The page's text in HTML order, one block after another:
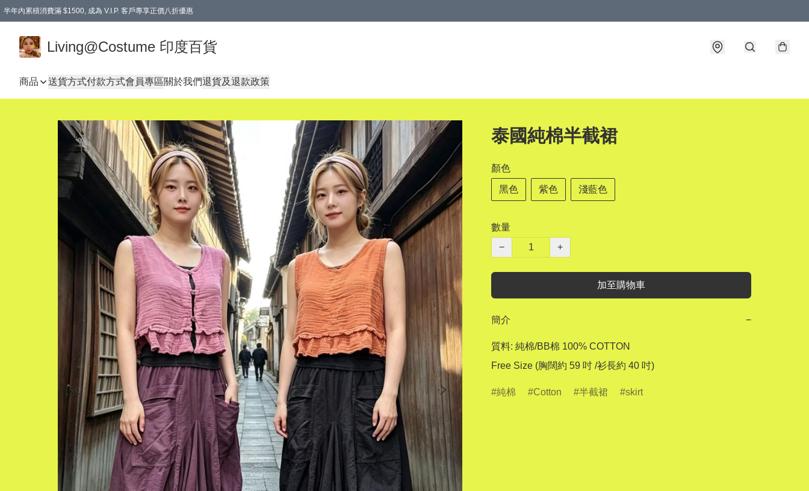
半年內累積消費滿 $1500, 成為 V.I.P. 客戶專享正價八折優惠
Living@Costume 印度百貨
商品 送貨方式付款方式會員專區關於我們退貨及退款政策
泰國純棉半截裙
顏色
黑色 紫色 淺藍色
數量
−
+
加至購物車
簡介 −
質料: 純棉/BB棉 100% COTTON
Free Size (胸闊約 59 吋 /衫長約 40 吋)
純棉 Cotton 半截裙 skirt